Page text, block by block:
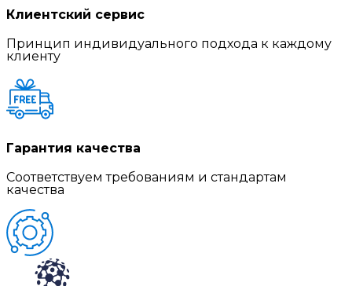
Клиентский сервис
Принцип индивидуального подхода к каждому
клиенту
Гарантия качества
Соответствуем требованиям и стандартам
качества